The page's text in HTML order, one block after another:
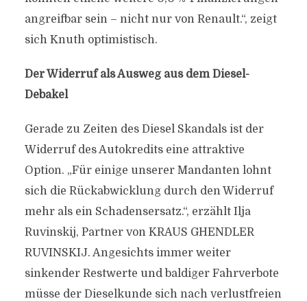
angreifbar sein – nicht nur von Renault.“, zeigt
sich Knuth optimistisch.
Der Widerruf als Ausweg aus dem Diesel-
Debakel
Gerade zu Zeiten des Diesel Skandals ist der
Widerruf des Autokredits eine attraktive
Option. „Für einige unserer Mandanten lohnt
sich die Rückabwicklung durch den Widerruf
mehr als ein Schadensersatz.“, erzählt Ilja
Ruvinskij, Partner von KRAUS GHENDLER
RUVINSKIJ. Angesichts immer weiter
sinkender Restwerte und baldiger Fahrverbote
müsse der Dieselkunde sich nach verlustfreien